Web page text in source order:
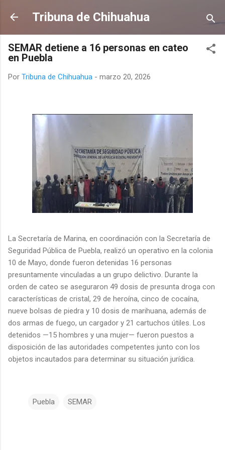
Ir al contenido principal
Tribuna de Chihuahua
SEMAR detiene a 16 personas en cateo
en Puebla
Por Tribuna de Chihuahua - marzo 20, 2026
La Secretaría de Marina, en coordinación con la Secretaría de
Seguridad Pública de Puebla, realizó un operativo en la colonia
10 de Mayo, donde fueron detenidas 16 personas
presuntamente vinculadas a un grupo delictivo. Durante la
orden de cateo se aseguraron 49 dosis de presunta droga con
características de cristal, 29 de heroína, cinco de cocaína,
nueve bolsas de piedra y 10 dosis de marihuana, además de
dos armas de fuego, un cargador y 21 cartuchos útiles. Los
detenidos —15 hombres y una mujer— fueron puestos a
disposición de las autoridades competentes junto con los
objetos incautados para determinar su situación jurídica.
Puebla SEMAR